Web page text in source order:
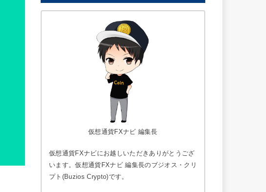
仮想通貨FXナビ 編集長
仮想通貨FXナビにお越しいただきありがとうござ
います。仮想通貨FXナビ 編集長のブジオス・クリ
プト(Buzios Crypto)です。